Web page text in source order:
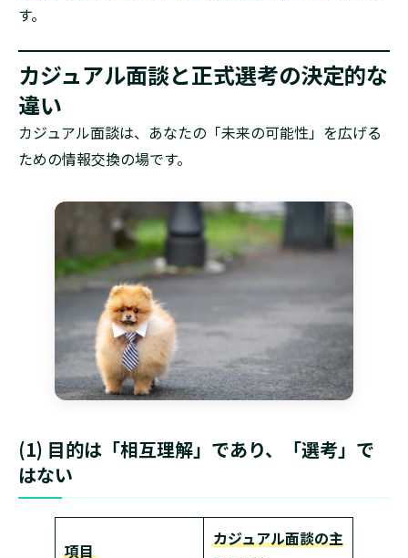
す。
カジュアル面談と正式選考の決定的な
違い
カジュアル面談は、あなたの「未来の可能性」を広げる
ための情報交換の場です。
(1) 目的は「相互理解」であり、「選考」で
はない
項目
カジュアル面談の主